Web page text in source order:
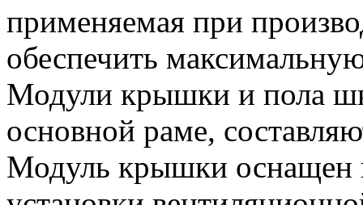
применяемая при
обеспечить
Модули крышки и пола
основной раме,
Модуль крышки оснащен